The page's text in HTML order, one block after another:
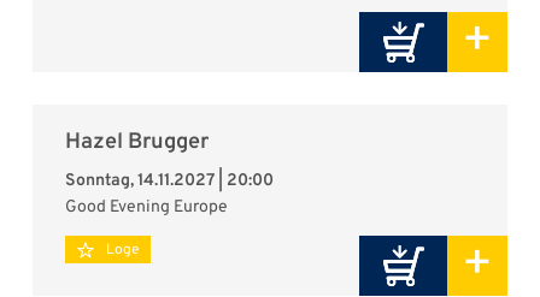
+
Hazel Brugger
Sonntag, 14.11.2027 | 20:00
Good Evening Europe
+
Loge